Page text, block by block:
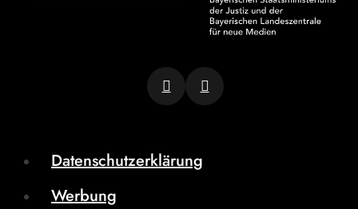
Datenschutzerklärung
Werbung